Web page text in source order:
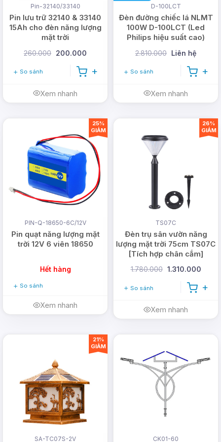
Trên đây là một số thông tin về
đèn búp năng
nếu có thắc mắc về sản phẩm quý
khách hàng vui lòng liên hệ ngay với DMT Solar để
được dội ngũ nhân viên hỗ trợ nhé!
->Xem thêm:30+mẫu đèn năng lượng mặt trời
trong nhà được sử dụng nhiều nhất
[nam]
Tại sao nên mua đèn bulb
năng lượng mặt trời tại
DMT Solar?
DMT Solartự hào là nhà cung cấp hàng đầu các
Pin-32140/33140
Pin lưu trữ 32140 & 33140
15Ah cho đèn năng lượng
mặt trời
260.000 200.000
So sánh
Xem nhanh
D-100LCT
Đèn đường chiếc lá NLMT
100W D-100LCT (Led
Philips hiệu suất cao)
2.810.000 Liên hệ
So sánh
Xem nhanh
PIN-Q-18650-6C/12V
Pin quạt năng lượng mặt
trời 12V 6 viên 18650
Hết hàng
So sánh
Xem nhanh
25%
GIẢM
TS07C
Đèn trụ sân vườn năng
lượng mặt trời 75cm TS07C
[Tích hợp chân cắm]
1.780.000 1.310.000
So sánh
Xem nhanh
26%
GIẢM
SA-TC07S-2V
21%
GIẢM
CK01-60